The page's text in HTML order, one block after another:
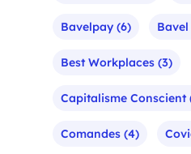
Bavelpay (6)
Best Workplaces (3)
Capitalisme Conscient
Comandes (4)